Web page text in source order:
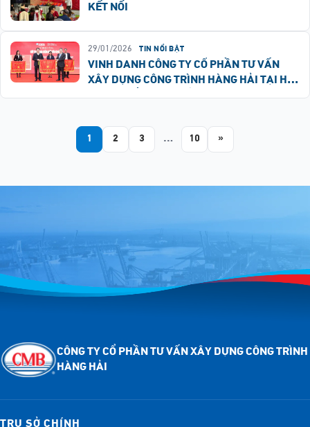
KẾT NỐI
29/01/2026 TIN NỔI BẬT
VINH DANH CÔNG TY CỔ PHẦN TƯ VẤN
XÂY DỰNG CÔNG TRÌNH HÀNG HẢI TẠI HỘI
1 2 3 … 10 »
CÔNG TY CỔ PHẦN TƯ VẤN XÂY DỰNG CÔNG TRÌNH
HÀNG HẢI
TRỤ SỞ CHÍNH